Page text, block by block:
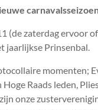
(de zaterdag ervoor
jaarlijkse Prinsenbal.
momenten;
Raads leden,
onze